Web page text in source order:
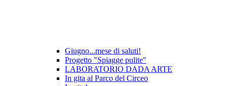
Giugno...mese di saluti!
Progetto "Spiagge pulite"
LABORATORIO DADA ARTE
In gita al Parco del Circeo